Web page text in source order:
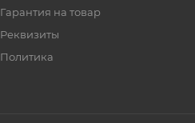
Гарантия на товар
Реквизиты
Политика